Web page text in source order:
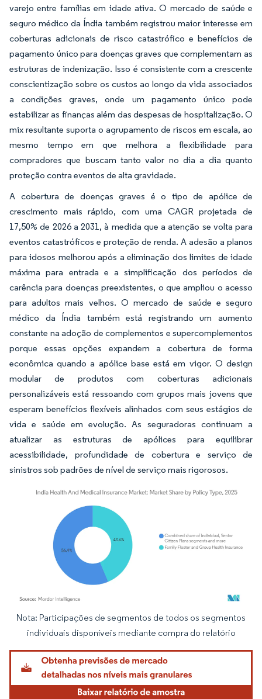
varejo entre famílias em idade ativa. O mercado de saúde e
seguro médico da Índia também registrou maior interesse em
coberturas adicionais de risco catastrófico e benefícios de
pagamento único para doenças graves que complementam as
estruturas de indenização. Isso é consistente com a crescente
conscientização sobre os custos ao longo da vida associados
a condições graves, onde um pagamento único pode
estabilizar as finanças além das despesas de hospitalização. O
mix resultante suporta o agrupamento de riscos em escala, ao
mesmo tempo em que melhora a flexibilidade para
compradores que buscam tanto valor no dia a dia quanto
proteção contra eventos de alta gravidade.
A cobertura de doenças graves é o tipo de apólice de
crescimento mais rápido, com uma CAGR projetada de
17,50% de 2026 a 2031, à medida que a atenção se volta para
eventos catastróficos e proteção de renda. A adesão a planos
para idosos melhorou após a eliminação dos limites de idade
máxima para entrada e a simplificação dos períodos de
carência para doenças preexistentes, o que ampliou o acesso
para adultos mais velhos. O mercado de saúde e seguro
médico da Índia também está registrando um aumento
constante na adoção de complementos e supercomplementos
porque essas opções expandem a cobertura de forma
econômica quando a apólice base está em vigor. O design
modular de produtos com coberturas adicionais
personalizáveis está ressoando com grupos mais jovens que
esperam benefícios flexíveis alinhados com seus estágios de
vida e saúde em evolução. As seguradoras continuam a
atualizar as estruturas de apólices para equilibrar
acessibilidade, profundidade de cobertura e serviço de
sinistros sob padrões de nível de serviço mais rigorosos.
Imagem © Mordor Intelligence. O reuso requer atribuição conforme CC BY 4.0.
Nota: Participações de segmentos de todos os segmentos
individuais disponíveis mediante compra do relatório